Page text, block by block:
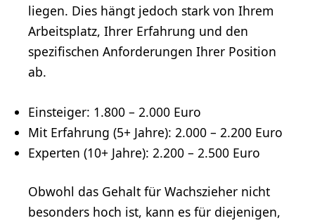
liegen. Dies hängt jedoch stark von Ihrem
Arbeitsplatz, Ihrer Erfahrung und den
spezifischen Anforderungen Ihrer Position
ab.
Einsteiger: 1.800 – 2.000 Euro
Mit Erfahrung (5+ Jahre): 2.000 – 2.200 Euro
Experten (10+ Jahre): 2.200 – 2.500 Euro
Obwohl das Gehalt für Wachszieher nicht
besonders hoch ist, kann es für diejenigen,